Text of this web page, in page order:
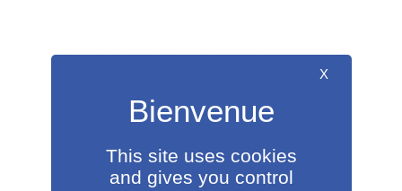
X
This site uses cookies
and gives you control